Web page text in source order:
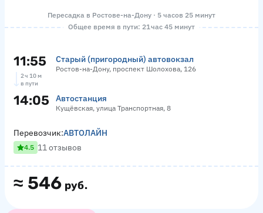
Пересадка в Ростове-на-Дону · 5 часов 25 минут
Общее время в пути: 21 час 45 минут
11:55 Старый (пригородный) автовокзал
Ростов-на-Дону, проспект Шолохова, 126
2 ч 10 м
в пути
14:05 Автостанция
Кущёвская, улица Транспортная, 8
≈ 546 руб.
Перевозчик:АВТОЛАЙН
4.5 11 отзывов